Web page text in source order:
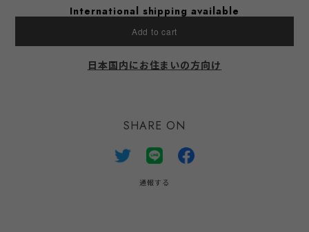
International shipping available
Add to cart
日本国内にお住まいの方向け
SHARE ON
通報する